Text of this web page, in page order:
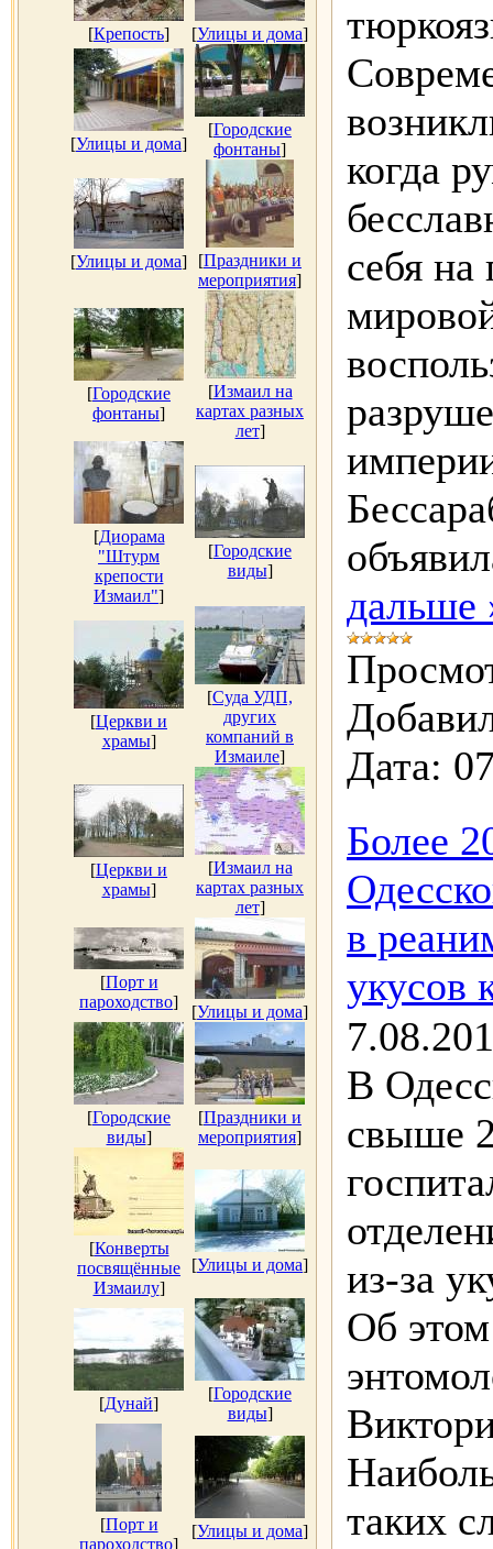
[Крепость] [Улицы и дома]
[Улицы и дома]
[Городские
фонтаны]
[Улицы и дома] [Праздники и
мероприятия]
[Городские
фонтаны]
[Измаил на
картах разных
лет]
[Диорама
"Штурм
крепости
Измаил"]
[Городские
виды]
[Церкви и
храмы]
[Суда УДП,
других
компаний в
Измаиле]
[Церкви и
храмы]
[Измаил на
картах разных
лет]
[Порт и
пароходство]
[Улицы и дома]
[Городские
виды]
[Праздники и
мероприятия]
[Конверты
посвящённые
Измаилу]
[Улицы и дома]
[Дунай]
[Городские
виды]
[Порт и
пароходство]
[Улицы и дома]
когда
себя на
дальше
Дата:
Более
в
укусов
В
свыше
из-за
Об
таких